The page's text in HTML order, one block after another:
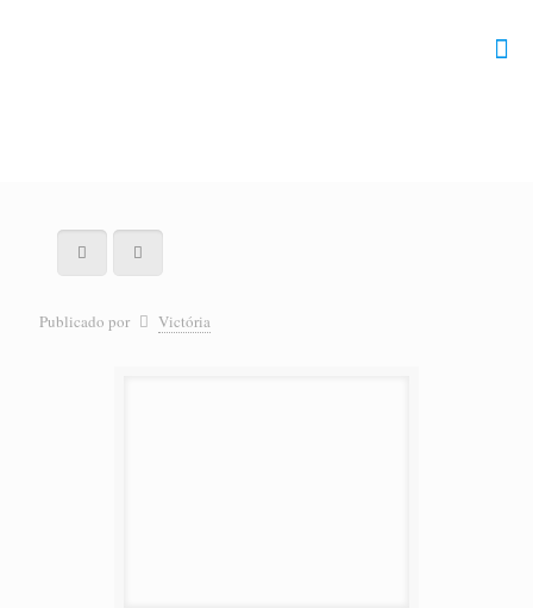
Publicado por Victória